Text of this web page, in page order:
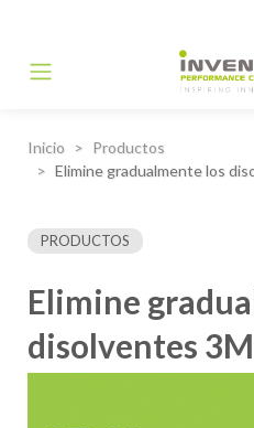
Main Navigation
Inicio
Productos
Elimine gradualmente los
PRODUCTOS
Elimine
disolventes 3M